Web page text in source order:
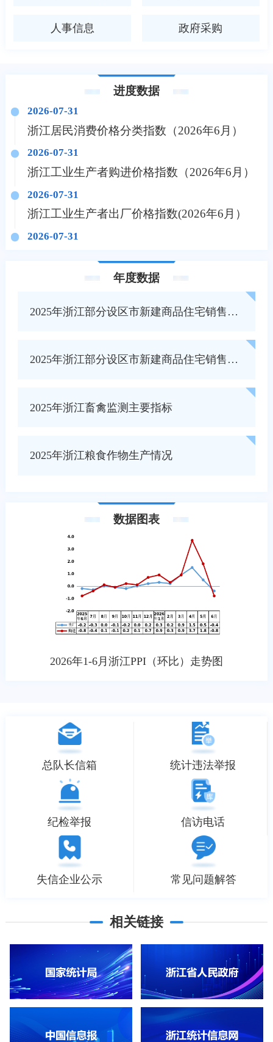
人事信息 政府采购
进度数据
2026-07-31
浙江居民消费价格分类指数（2026年6月）
2026-07-31
浙江工业生产者购进价格指数（2026年6月）
2026-07-31
浙江工业生产者出厂价格指数(2026年6月）
2026-07-31
浙江省居民家庭人均收入主要指标（2026年上
2026-07-31
年度数据
2025年浙江部分设区市新建商品住宅销售价格环比指数（环比）
2025年浙江部分设区市新建商品住宅销售价格环比指数（同比）
2025年浙江畜禽监测主要指标
2025年浙江粮食作物生产情况
数据图表
2026年1-6月浙江PPI（环比）走势图
总队长信箱 统计违法举报
纪检举报 信访电话
失信企业公示 常见问题解答
相关链接